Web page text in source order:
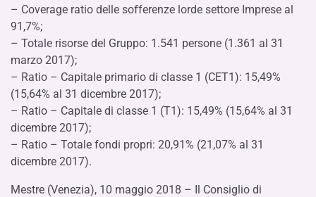
– Coverage ratio delle sofferenze lorde settore Imprese al
91,7%;
– Totale risorse del Gruppo: 1.541 persone (1.361 al 31
marzo 2017);
– Ratio – Capitale primario di classe 1 (CET1): 15,49%
(15,64% al 31 dicembre 2017);
– Ratio – Capitale di classe 1 (T1): 15,49% (15,64% al 31
dicembre 2017);
– Ratio – Totale fondi propri: 20,91% (21,07% al 31
dicembre 2017).
Mestre (Venezia), 10 maggio 2018 – Il Consiglio di